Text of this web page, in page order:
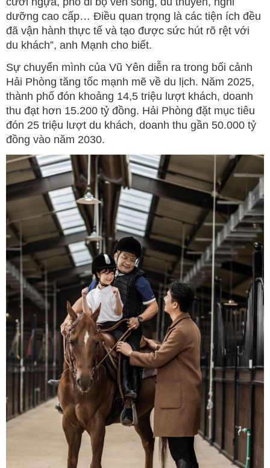
dưỡng cao cấp… Điều quan trọng là các tiện ích đều
đã vận hành thực tế và tạo được sức hút rõ rệt với
du khách”, anh Mạnh cho biết.
Sự chuyển mình của Vũ Yên diễn ra trong bối cảnh
Hải Phòng tăng tốc mạnh mẽ về du lịch. Năm 2025,
thành phố đón khoảng 14,5 triệu lượt khách, doanh
thu đạt hơn 15.200 tỷ đồng. Hải Phòng đặt mục tiêu
đón 25 triệu lượt du khách, doanh thu gần 50.000 tỷ
đồng vào năm 2030.